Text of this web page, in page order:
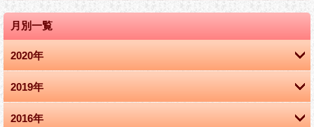
月別一覧
2020年
4月 (1)
2019年
10月 (1)
2016年